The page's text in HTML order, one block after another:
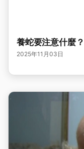
養蛇要注意什麼
2025年11月03日